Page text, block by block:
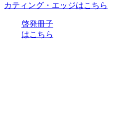
カティング・エッジはこちら
啓発冊子
はこちら